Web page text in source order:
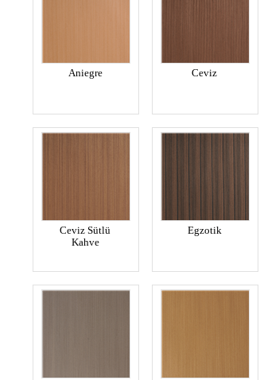
Aniegre Ceviz
Ceviz Sütlü
Kahve
Egzotik